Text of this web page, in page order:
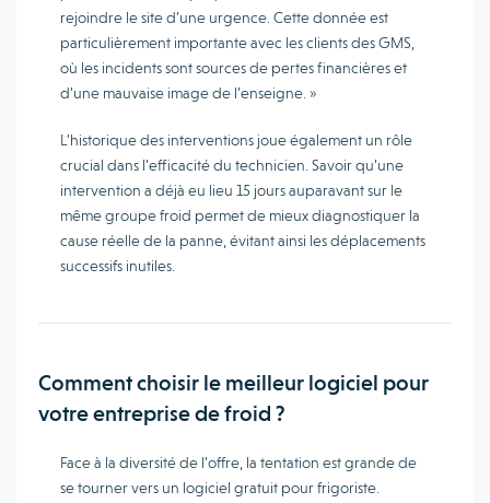
rejoindre le site d’une urgence. Cette donnée est
particulièrement importante avec les clients des GMS,
où les incidents sont sources de pertes financières et
d’une mauvaise image de l’enseigne. »
L’historique des interventions joue également un rôle
crucial dans l’efficacité du technicien. Savoir qu’une
intervention a déjà eu lieu 15 jours auparavant sur le
même groupe froid permet de mieux diagnostiquer la
cause réelle de la panne, évitant ainsi les déplacements
successifs inutiles.
Comment choisir le meilleur logiciel pour
votre entreprise de froid ?
Face à la diversité de l’offre, la tentation est grande de
se tourner vers un logiciel gratuit pour frigoriste.